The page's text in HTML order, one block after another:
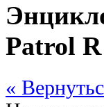
Patrol R
«